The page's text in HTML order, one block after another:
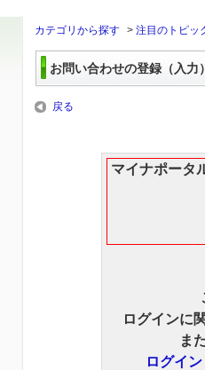
カテゴリから探す > 注目のトピッ
お問い合わせの登録（入力）
戻る
マイナポータ
ログインに
ま
ログイ